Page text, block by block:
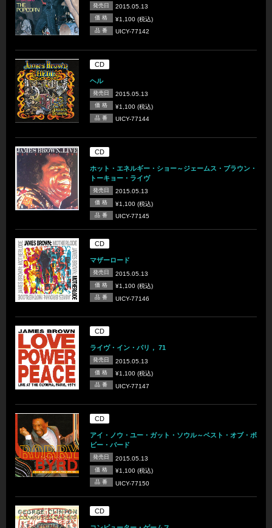
発売日 2015.05.13
価 格 ¥1,100 (税込)
品 番 UICY-77142
CD
ヘル
発売日 2015.05.13
価 格 ¥1,100 (税込)
品 番 UICY-77144
CD
ホット・エネルギー・ショー～ジェームス・ブラウン・
トーキョー・ライヴ
発売日 2015.05.13
価 格 ¥1,100 (税込)
品 番 UICY-77145
CD
マザーロード
発売日 2015.05.13
価 格 ¥1,100 (税込)
品 番 UICY-77146
CD
ライヴ・イン・パリ， 71
発売日 2015.05.13
価 格 ¥1,100 (税込)
品 番 UICY-77147
CD
アイ・ノウ・ユー・ガット・ソウル～ベスト・オブ・ボ
ビー・バード
発売日 2015.05.13
価 格 ¥1,100 (税込)
品 番 UICY-77150
CD